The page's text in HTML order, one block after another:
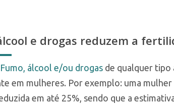
e drogas reduzem a
Fumo, álcool e/ou drogas de qualquer tipo
em mulheres. Por exemplo: uma
em até 25%, sendo que a